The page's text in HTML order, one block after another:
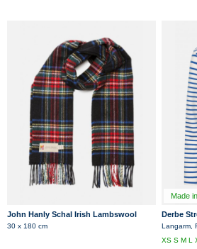
John Hanly Schal Irish Lambswool
Blau Rot Grün Kariert Tartan
30 x 180 cm
Made
Derbe
Weiß
Langarm,
XSSML